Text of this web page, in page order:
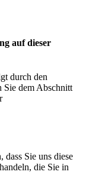
auf dieser
durch den
Sie dem Abschnitt
dass Sie uns diese
die Sie in